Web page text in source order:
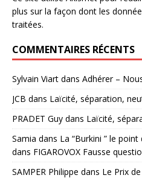
plus sur la façon dont les
traitées.
COMMENTAIRES RÉCENTS
Sylvain Viart dans Adhérer –
JCB dans Laïcité, séparation,
PRADET Guy dans Laïcité,
Samia dans La “Burkini ” le
dans FIGAROVOX Fausse
SAMPER Philippe dans Le Prix